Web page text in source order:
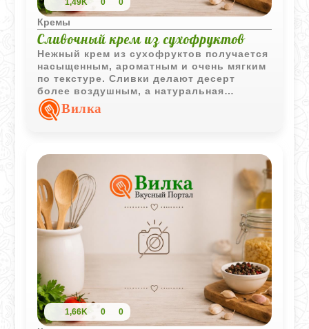
1,49K 0 0
Кремы
Сливочный крем из сухофруктов
Нежный крем из сухофруктов получается
насыщенным, ароматным и очень мягким
по текстуре. Сливки делают десерт
более воздушным, а натуральная
сладость фруктов придает ему уютный
домашний вкус.
Вилка
1,66K 0 0